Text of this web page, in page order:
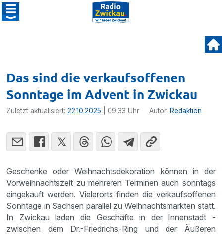
Das sind die verkaufsoffenen
Sonntage im Advent in Zwickau
Zuletzt aktualisiert:22.10.2025 | 09:33 Uhr Autor: Redaktion
Geschenke oder Weihnachtsdekoration können in der
Vorweihnachtszeit zu mehreren Terminen auch sonntags
eingekauft werden. Vielerorts finden die verkaufsoffenen
Sonntage in Sachsen parallel zu Weihnachtsmärkten statt.
In Zwickau laden die Geschäfte in der Innenstadt -
zwischen dem Dr.-Friedrichs-Ring und der Äußeren